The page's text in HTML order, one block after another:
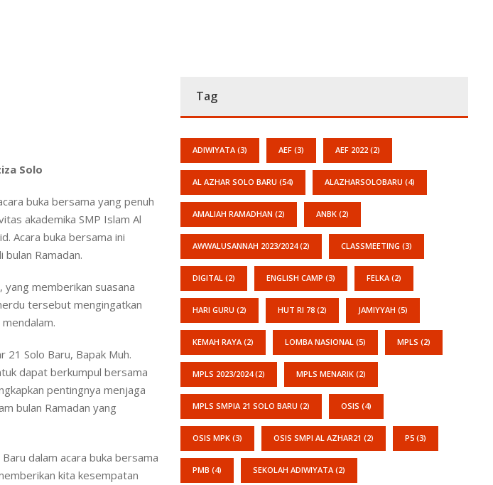
Solo
buka bersama yang penuh
akademika SMP Islam Al
Acara buka bersama ini
Ramadan.
yang memberikan suasana
tersebut mengingatkan
21 Solo Baru, Bapak Muh.
dapat berkumpul bersama
pentingnya menjaga
bulan Ramadan yang
dalam acara buka bersama
kita kesempatan
Tag
ADIWIYATA (3) AEF (3) AEF 2022 (2)
AL AZHAR SOLO BARU (54) ALAZHARSOLOBARU (4)
AMALIAH RAMADHAN (2) ANBK (2)
AWWALUSANNAH 2023/2024(2) CLASSMEETING (3)
DIGITAL (2) ENGLISH CAMP (3) FELKA (2)
HARI GURU (2) HUT RI 78 (2) JAMIYYAH (5)
KEMAH RAYA (2) LOMBA NASIONAL (5) MPLS (2)
MPLS 2023/2024(2) MPLS MENARIK (2)
MPLS SMPIA 21 SOLO BARU (2) OSIS (4)
OSIS MPK (3) OSIS SMPI AL AZHAR21 (2) P5 (3)
PMB (4) SEKOLAH ADIWIYATA (2)